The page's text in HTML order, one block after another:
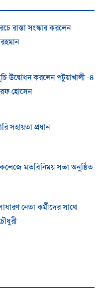
রাস্তা সংস্কার করলেন
উদ্বোধন করলেন পটুয়াখালী -৪
হোসেন
সহায়তা প্রধান
মতবিনিময় সভা অনুষ্ঠিত
নেতা কর্মীদের সাথে